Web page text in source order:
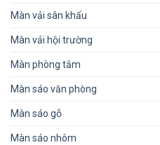
Màn vải sân khấu
Màn vải hội trường
Màn phòng tắm
Màn sáo văn phòng
Màn sáo gỗ
Màn sáo nhôm